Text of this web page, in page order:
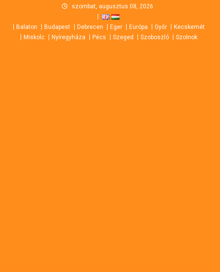
content
szombat, augusztus 08, 2026
Balaton Budapest Debrecen Eger Európa Győr
Kecskemét
Miskolc
Nyíregyháza Pécs Szeged Szoboszló Szolnok